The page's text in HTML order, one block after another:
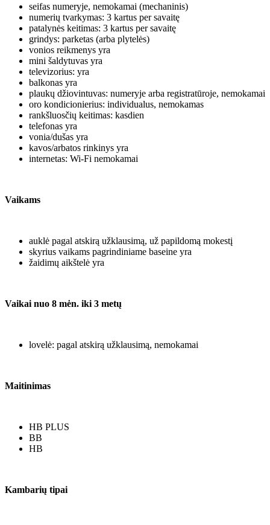
seifas numeryje, nemokamai (mechaninis)
numerių tvarkymas: 3 kartus per savaitę
patalynės keitimas: 3 kartus per savaitę
grindys: parketas (arba plytelės)
vonios reikmenys yra
mini šaldytuvas yra
televizorius: yra
balkonas yra
plaukų džiovintuvas: numeryje arba registratūroje, nemokamai
oro kondicionierius: individualus, nemokamas
rankšluosčių keitimas: kasdien
telefonas yra
vonia/dušas yra
kavos/arbatos rinkinys yra
internetas: Wi-Fi nemokamai
Vaikams
auklė pagal atskirą užklausimą, už papildomą mokestį
skyrius vaikams pagrindiniame baseine yra
žaidimų aikštelė yra
Vaikai nuo 8 mėn. iki 3 metų
lovelė: pagal atskirą užklausimą, nemokamai
Maitinimas
HB PLUS
BB
HB
Kambarių tipai